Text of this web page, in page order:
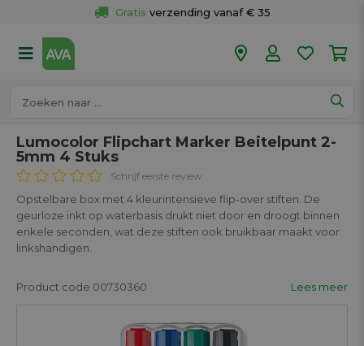
Gratis verzending vanaf € 35
50 winkels
Lumocolor Flipchart Marker Beitelpunt 2-
5mm 4 Stuks
Schrijf eerste review
Opstelbare box met 4 kleurintensieve flip-over stiften. De
geurloze inkt op waterbasis drukt niet door en droogt binnen
enkele seconden, wat deze stiften ook bruikbaar maakt voor
linkshandigen.
Product code 00730360 Lees meer